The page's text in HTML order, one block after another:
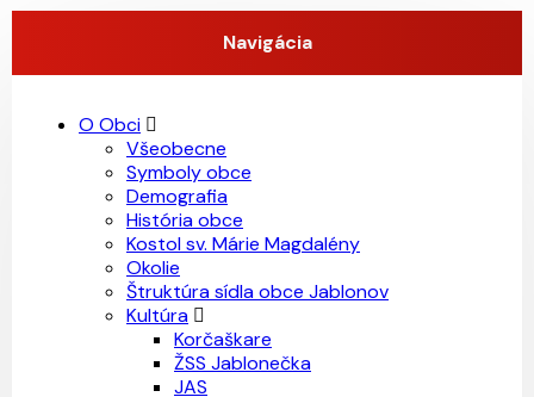
Navigácia
O Obci
Všeobecne
Symboly obce
Demografia
História obce
Kostol sv. Márie Magdalény
Okolie
Štruktúra sídla obce Jablonov
Kultúra
Korčaškare
ŽSS Jablonečka
JAS